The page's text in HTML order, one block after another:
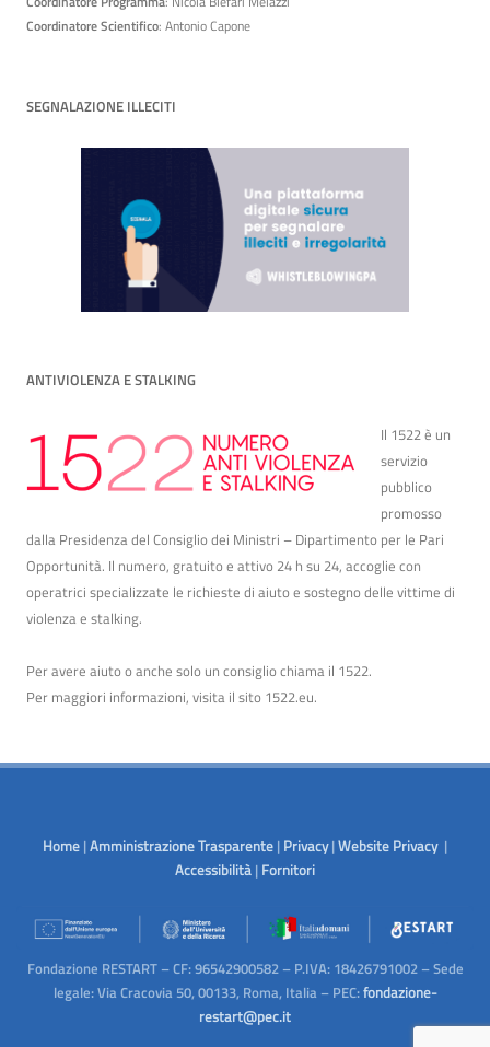
Coordinatore Scientifico: Antonio Capone
SEGNALAZIONE ILLECITI
ANTIVIOLENZA E STALKING
Il 1522 è un
servizio
pubblico
promosso
dalla Presidenza del Consiglio dei Ministri – Dipartimento per le Pari
Opportunità. Il numero, gratuito e attivo 24 h su 24, accoglie con
operatrici specializzate le richieste di aiuto e sostegno delle vittime di
violenza e stalking.
Per avere aiuto o anche solo un consiglio chiama il 1522.
Per maggiori informazioni, visita il sito 1522.eu.
Home |Amministrazione Trasparente | Privacy|Website Privacy |
Accessibilità | Fornitori
Fondazione RESTART – CF: 96542900582 – P.IVA: 18426791002 – Sede
legale: Via Cracovia 50, 00133, Roma, Italia – PEC:fondazione-
restart@pec.it